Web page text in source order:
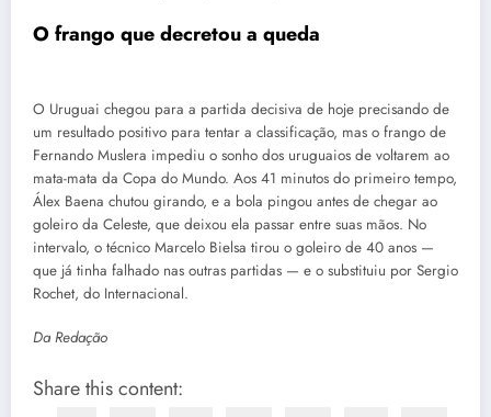
O frango que decretou a queda
O Uruguai chegou para a partida decisiva de hoje precisando de
um resultado positivo para tentar a classificação, mas o frango de
Fernando Muslera impediu o sonho dos uruguaios de voltarem ao
mata-mata da Copa do Mundo. Aos 41 minutos do primeiro tempo,
Álex Baena chutou girando, e a bola pingou antes de chegar ao
goleiro da Celeste, que deixou ela passar entre suas mãos. No
intervalo, o técnico Marcelo Bielsa tirou o goleiro de 40 anos —
que já tinha falhado nas outras partidas — e o substituiu por Sergio
Rochet, do Internacional.
Da Redação
Share this content: